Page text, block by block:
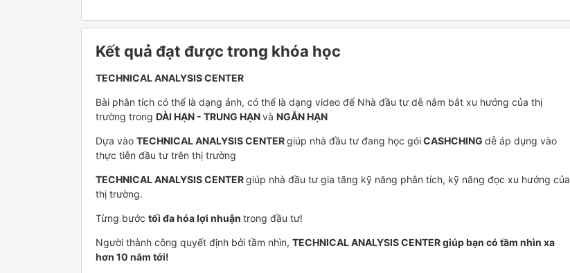
Kết quả đạt được trong khóa học
TECHNICAL ANALYSIS CENTER
Bài phân tích có thể là dạng ảnh, có thể là dạng video để Nhà đầu tư dễ nắm bắt xu hướng của thị
trường trong DÀI HẠN - TRUNG HẠNvà NGẮN HẠN
Dựa vào TECHNICAL ANALYSIS CENTERgiúp nhà đầu tư đang học góiCASHCHING dễ áp dụng vào
thực tiễn đầu tư trên thị trường
TECHNICAL ANALYSIS CENTERgiúp nhà đầu tư gia tăng kỹ năng phân tích, kỹ năng đọc xu hướng của
thị trường.
Từng bước tối đa hóa lợi nhuận trong đầu tư!
Người thành công quyết định bởi tầm nhìn, TECHNICAL ANALYSIS CENTER giúp bạn có tầm nhìn xa
hơn 10 năm tới!